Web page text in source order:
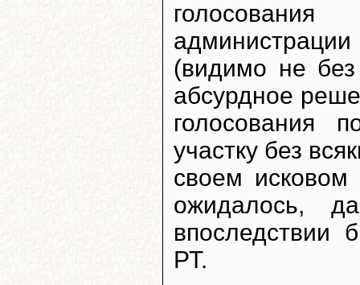
(видимо не
абсурдное
голосования
участку без
своем
ожидалось,
РТ.